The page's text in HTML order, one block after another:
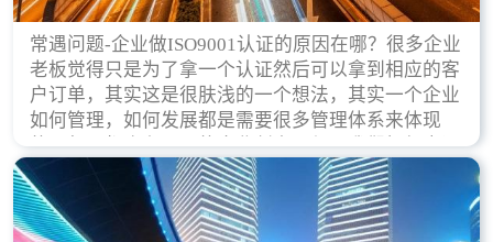
常遇问题-企业做ISO9001认证的原因在哪？很多企业
老板觉得只是为了拿一个认证然后可以拿到相应的客
户订单，其实这是很肤浅的一个想法，其实一个企业
如何管理，如何发展都是需要很多管理体系来体现
的，每天都会有不同的企业创立，但是我们如何去证
实一个企业的合法，有质量保证了？这就是ISO9001
认证体现价值的时候，那么键锋小编就来细说下企业
做ISO9001认证的根本原因。